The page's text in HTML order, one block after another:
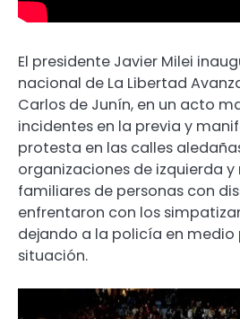
El presidente Javier Milei
nacional de La Libertad
Carlos de Junín, en un acto
incidentes en la previa y
protesta en las calles
organizaciones de izquierda
familiares de personas con
enfrentaron con los
dejando a la policía en
situación.